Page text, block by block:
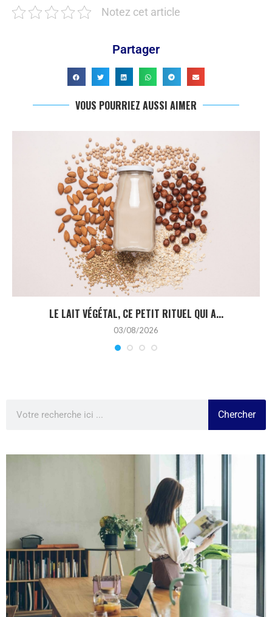
Notez cet article
Partager
VOUS POURRIEZ AUSSI AIMER
LE LAIT VÉGÉTAL, CE PETIT RITUEL QUI A...
03/08/2026
Chercher